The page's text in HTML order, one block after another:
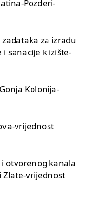
Pozderi-
za izradu
sanacije klizište-
Kolonija-
vrijednost
otvorenog kanala
Zlate-vrijednost